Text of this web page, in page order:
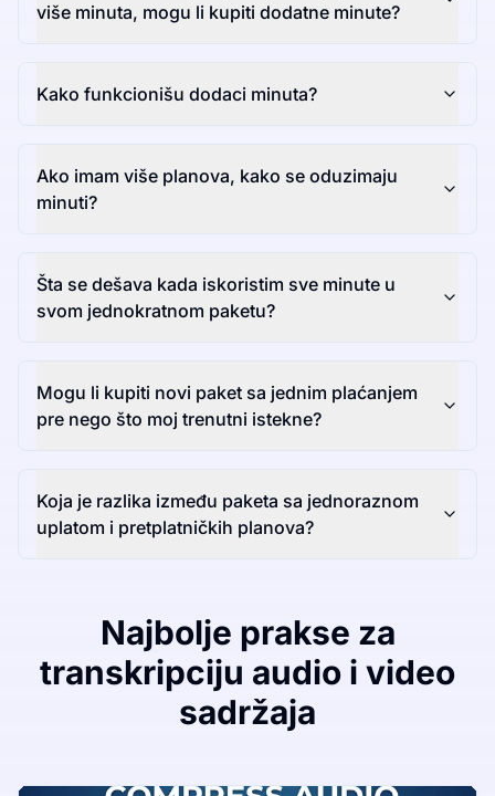
više minuta, mogu li kupiti dodatne minute?
Kako funkcionišu dodaci minuta?
Ako imam više planova, kako se oduzimaju
minuti?
Šta se dešava kada iskoristim sve minute u
svom jednokratnom paketu?
Mogu li kupiti novi paket sa jednim plaćanjem
pre nego što moj trenutni istekne?
Koja je razlika između paketa sa jednoraznom
uplatom i pretplatničkih planova?
Najbolje prakse za
transkripciju audio i video
sadržaja